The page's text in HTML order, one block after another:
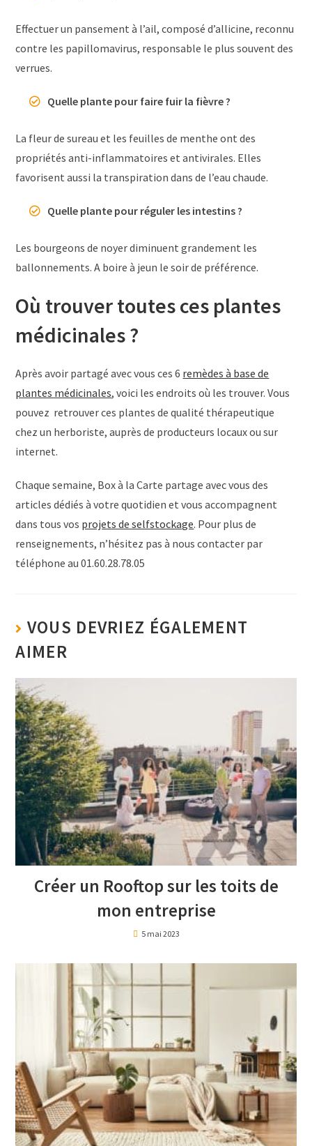
Effectuer un pansement à l’ail, composé d’allicine, reconnu
contre les papillomavirus, responsable le plus souvent des
verrues.
Quelle plante pour faire fuir la fièvre ?
La fleur de sureau et les feuilles de menthe ont des
propriétés anti-inflammatoires et antivirales. Elles
favorisent aussi la transpiration dans de l’eau chaude.
Quelle plante pour réguler les intestins ?
Les bourgeons de noyer diminuent grandement les
ballonnements. A boire à jeun le soir de préférence.
Où trouver toutes ces plantes
médicinales ?
Après avoir partagé avec vous ces 6 remèdes à base de
plantes médicinales, voici les endroits où les trouver. Vous
pouvez retrouver ces plantes de qualité thérapeutique
chez un herboriste, auprès de producteurs locaux ou sur
internet.
Chaque semaine, Box à la Carte partage avec vous des
articles dédiés à votre quotidien et vous accompagnent
dans tous vos projets de selfstockage. Pour plus de
renseignements, n’hésitez pas à nous contacter par
téléphone au 01.60.28.78.05
VOUS DEVRIEZ ÉGALEMENT
AIMER
Créer un Rooftop sur les toits de
mon entreprise
5 mai 2023